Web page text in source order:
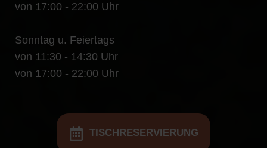
von 17:00 - 22:00 Uhr
Sonntag u. Feiertags
von 11:30 - 14:30 Uhr
von 17:00 - 22:00 Uhr
TISCHRESERVIERUNG